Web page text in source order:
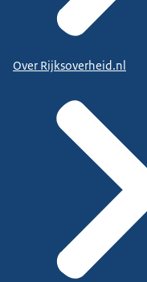
Over Rijksoverheid.nl